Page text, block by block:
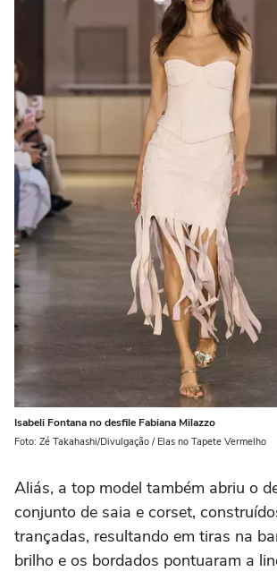
Isabeli Fontana no desfile Fabiana Milazzo
Foto: Zé Takahashi/Divulgação / Elas no Tapete Vermelho
Aliás, a top model também abriu o
conjunto de saia e corset,
trançadas, resultando em tiras na
brilho e os bordados pontuaram a